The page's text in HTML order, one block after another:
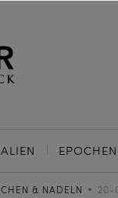
EPOCHEN
& NADELN 20-